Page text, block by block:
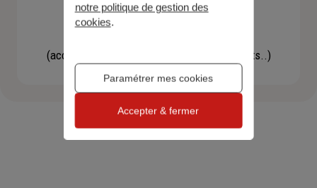
(accéder à l'espace client, gérer mes contrats..)
notre politique de gestion des
cookies.
Paramétrer mes cookies
Accepter & fermer